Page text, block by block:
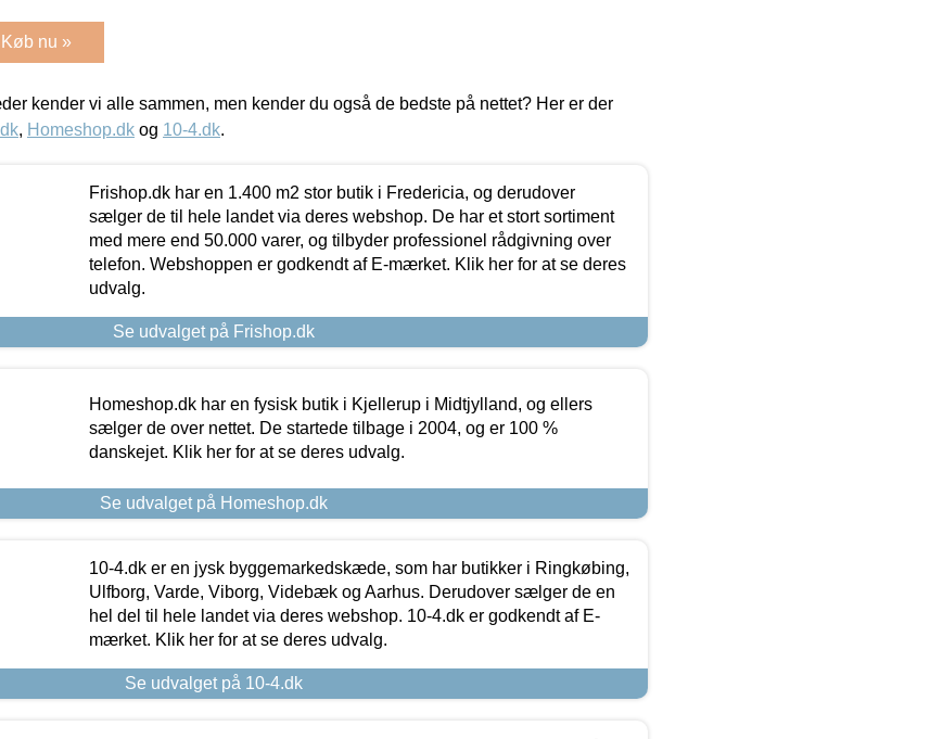
Køb nu »
kender vi alle sammen, men kender du også de bedste på nettet? Her er der
, Homeshop.dk og 10-4.dk.
Frishop.dk har en 1.400 m2 stor butik i Fredericia, og derudover
sælger de til hele landet via deres webshop. De har et stort sortiment
med mere end 50.000 varer, og tilbyder professionel rådgivning over
telefon. Webshoppen er godkendt af E-mærket. Klik her for at se deres
udvalg.
Se udvalget på Frishop.dk
Homeshop.dk har en fysisk butik i Kjellerup i Midtjylland, og ellers
sælger de over nettet. De startede tilbage i 2004, og er 100 %
danskejet. Klik her for at se deres udvalg.
Se udvalget på Homeshop.dk
10-4.dk er en jysk byggemarkedskæde, som har butikker i Ringkøbing,
Ulfborg, Varde, Viborg, Videbæk og Aarhus. Derudover sælger de en
hel del til hele landet via deres webshop. 10-4.dk er godkendt af E-
mærket. Klik her for at se deres udvalg.
Se udvalget på 10-4.dk